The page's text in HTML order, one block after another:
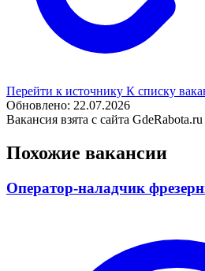
Перейти к источнику К списку
Обновлено: 22.07.2026
Вакансия взята с сайта GdeRabota.ru
Похожие вакансии
Оператор-наладчик